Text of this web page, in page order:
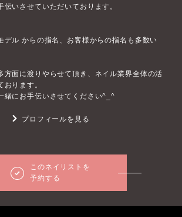
伝いさせていただいております。
デル からの指名、お客様からの指名も多数い
方面に渡りやらせて頂き、ネイル業界全体の活
ります。
緒にお手伝いさせてください^_^
プロフィールを見る
このネイリストを
予約する